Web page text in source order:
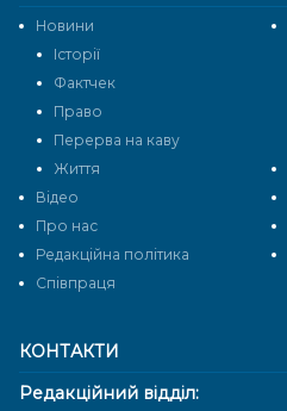
КОНТАКТИ
Редакційний відділ:
Новини
Історії
Фактчек
Право
Перерва на каву
Життя
Відео
Про нас
Редакційна політика
Cпівпраця